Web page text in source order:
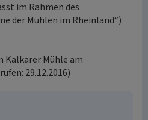
im Rahmen des
der Mühlen im Rheinland“)
Kalkarer Mühle am
29.12.2016)